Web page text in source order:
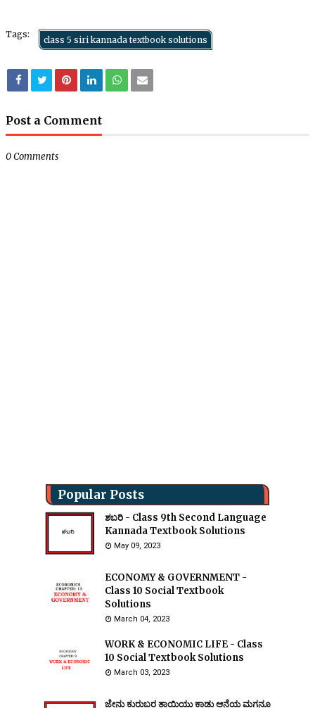
Tags:
class 5 siri kannada textbook solutions
Post a Comment
0 Comments
Popular Posts
ಶಬರಿ - Class 9th Second Language
Kannada Textbook Solutions
May 09, 2023
ECONOMY & GOVERNMENT -
Class 10 Social Textbook
Solutions
March 04, 2023
WORK & ECONOMIC LIFE - Class
10 Social Textbook Solutions
March 03, 2023
ಜೇನು ಕುರುಬರ ತಾಯಿಯು ಕಾಡು ಆನೆಯ ಮಗನೂ